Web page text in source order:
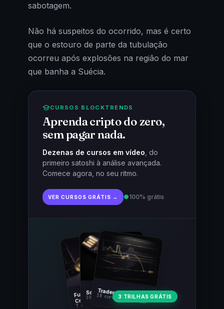
sabotagem.
Não há suspeitos do ocorrido, mas é certo
que o estouro de parte da tubulação
ocorreu após explosões na região do mar
que banha a Suécia.
CURSOS BLOCKTRENDS
Aprenda cripto do zero,
sem pagar nada.
Dezenas de cursos em vídeo , do
primeiro satoshi à análise avançada.
Comece agora, no seu ritmo.
VER CURSOS GRÁTIS → ●100% grátis
Fundamentos
Cripto
7 cursos · 31 aulas
Trader Cripto
18 cursos · 80 aulas
Soberania Bitcoin
10 cursos · 44 aulas3 TRILHAS GRÁTIS